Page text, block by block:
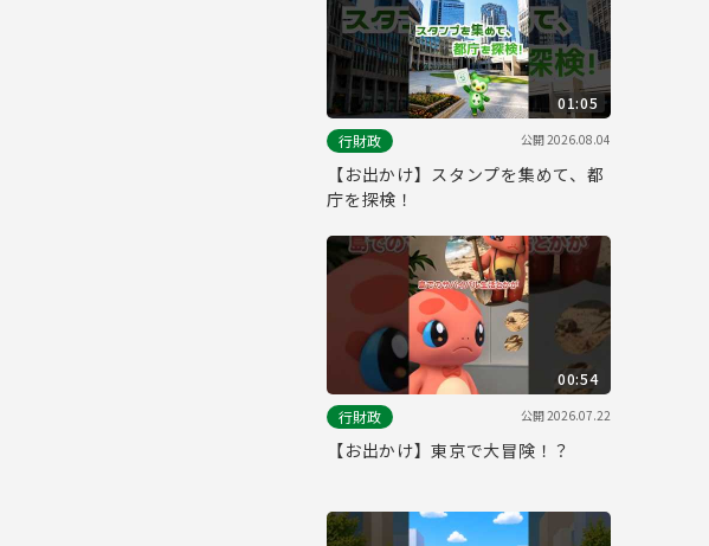
01:05
行財政
公開2026.08.04
【お出かけ】スタンプを集めて、都
庁を探検！
00:54
行財政
公開2026.07.22
【お出かけ】東京で大冒険！？